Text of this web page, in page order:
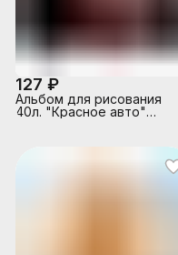
127 ₽
Альбом для рисования
40л. "Красное авто"